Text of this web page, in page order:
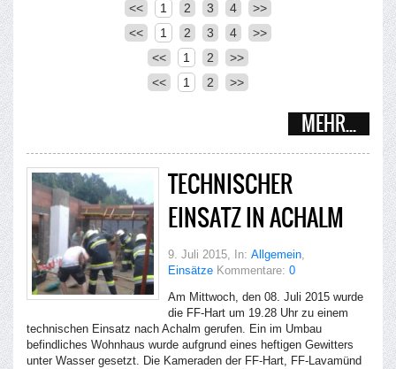
<< 1 2 3 4
>>
<<
1 2 3 4
>>
<<
1 2
>>
<<
1 2 >>
MEHR...
TECHNISCHER
EINSATZ IN ACHALM
9. Juli 2015, In: Allgemein,
Einsätze Kommentare: 0
Am Mittwoch, den 08. Juli 2015 wurde
die FF-Hart um 19.28 Uhr zu einem
technischen Einsatz nach Achalm gerufen. Ein im Umbau
befindliches Wohnhaus wurde aufgrund eines heftigen Gewitters
unter Wasser gesetzt. Die Kameraden der FF-Hart, FF-Lavamünd